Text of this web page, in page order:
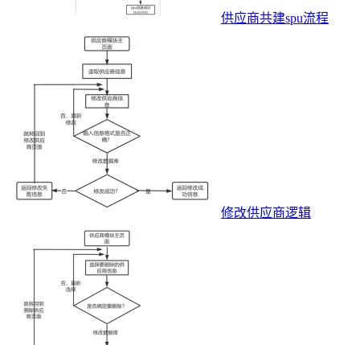
供应商共建spu流程
修改供应商逻辑